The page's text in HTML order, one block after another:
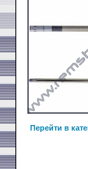
Перейти в